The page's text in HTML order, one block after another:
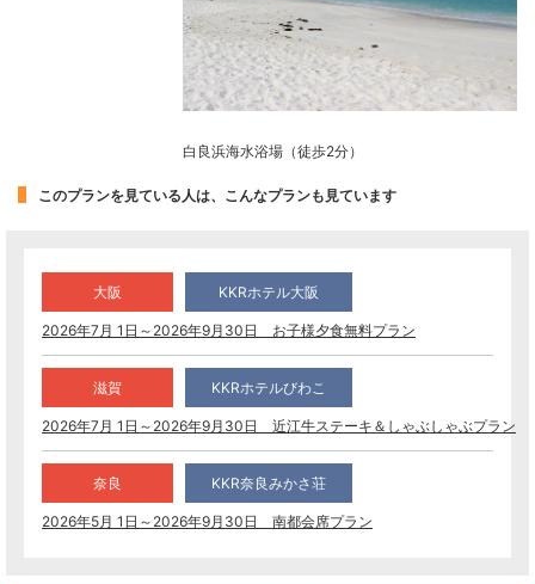
白良浜海水浴場（徒歩2分）
このプランを見ている人は、こんなプランも見ています
大阪 KKRホテル大阪
2026年7月 1日～2026年9月30日 お子様夕食無料プラン
滋賀 KKRホテルびわこ
2026年7月 1日～2026年9月30日 近江牛ステーキ＆しゃぶしゃぶプラン
奈良 KKR奈良みかさ荘
2026年5月 1日～2026年9月30日 南都会席プラン